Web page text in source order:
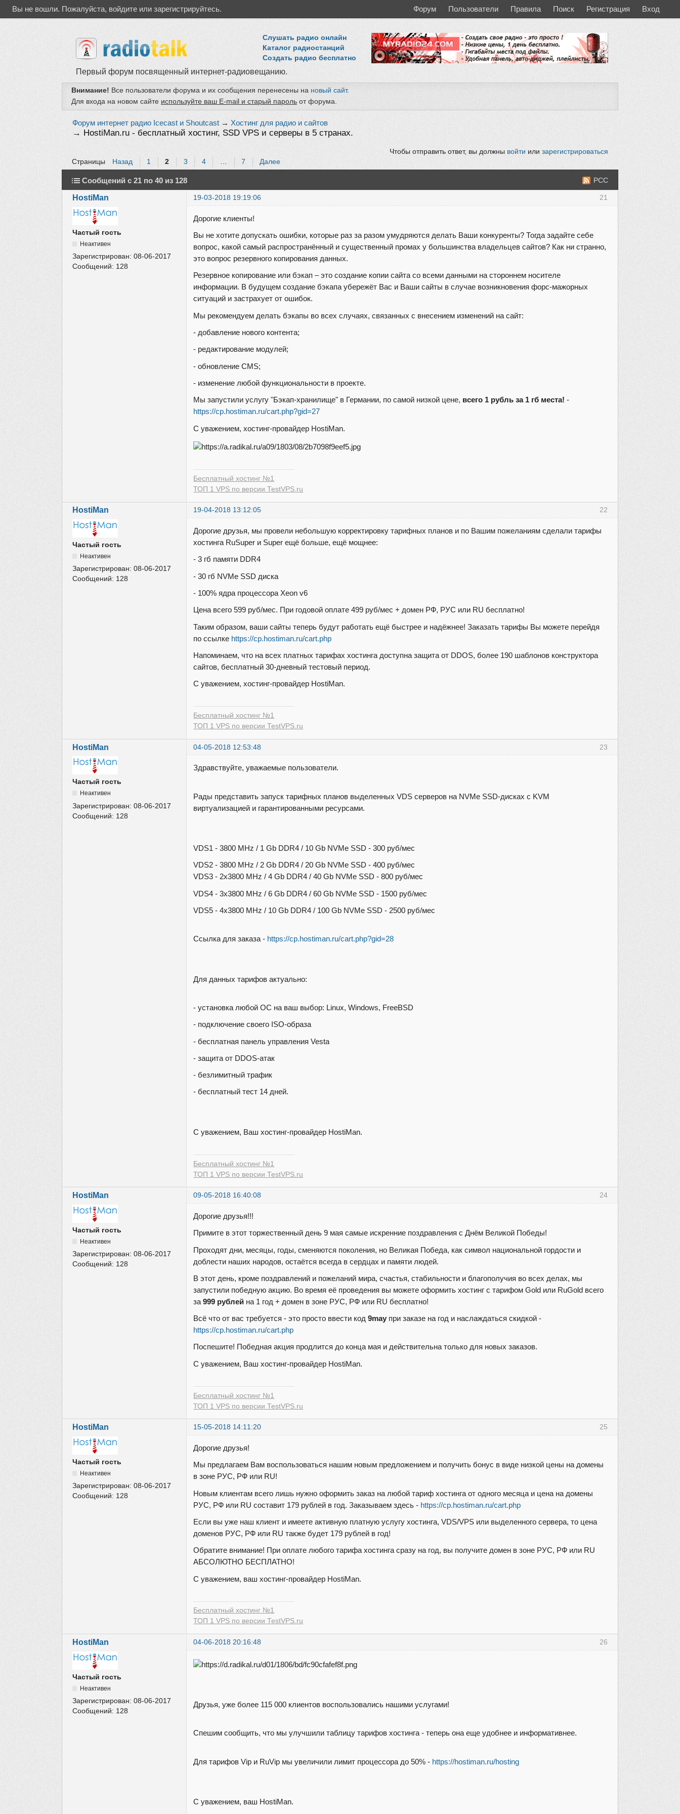
Вы не вошли. Пожалуйста, войдите или зарегистрируйтесь. Форум Пользователи Правила Поиск Регистрация Вход
Слушать радио онлайн
Каталог радиостанций
Создать радио бесплатно
Первый форум посвященный интернет-радиовещанию.
Внимание! Все пользователи форума и их сообщения перенесены на новый сайт.
Для входа на новом сайте используйте ваш E-mail и старый пароль от форума.
Форум интернет радио Icecast и Shoutcast → Хостинг для радио и сайтов
→ HostiMan.ru - бесплатный хостинг, SSD VPS и серверы в 5 странах.
Страницы Назад 1 2 3 4 … 7 Далее
Чтобы отправить ответ, вы должны войти или зарегистрироваться
РСС
Сообщений с 21 по 40 из 128
21
HostiMan 19-03-2018 19:19:06
Частый гость
Неактивен
Зарегистрирован:08-06-2017
Сообщений: 128
Дорогие клиенты!
Вы не хотите допускать ошибки, которые раз за разом умудряются делать Ваши конкуренты? Тогда задайте себе
вопрос, какой самый распространённый и существенный промах у большинства владельцев сайтов? Как ни странно,
это вопрос резервного копирования данных.
Резервное копирование или бэкап – это создание копии сайта со всеми данными на стороннем носителе
информации. В будущем создание бэкапа убережёт Вас и Ваши сайты в случае возникновения форс-мажорных
ситуаций и застрахует от ошибок.
Мы рекомендуем делать бэкапы во всех случаях, связанных с внесением изменений на сайт:
- добавление нового контента;
- редактирование модулей;
- обновление CMS;
- изменение любой функциональности в проекте.
Мы запустили услугу "Бэкап-хранилище" в Германии, по самой низкой цене, всего 1 рубль за 1 гб места! -
https://cp.hostiman.ru/cart.php?gid=27
С уважением, хостинг-провайдер HostiMan.
Бесплатный хостинг №1
ТОП 1 VPS по версии TestVPS.ru
22
HostiMan 19-04-2018 13:12:05
Частый гость
Неактивен
Зарегистрирован:08-06-2017
Сообщений: 128
Дорогие друзья, мы провели небольшую корректировку тарифных планов и по Вашим пожеланиям сделали тарифы
хостинга RuSuper и Super ещё больше, ещё мощнее:
- 3 гб памяти DDR4
- 30 гб NVMe SSD диска
- 100% ядра процессора Xeon v6
Цена всего 599 руб/мес. При годовой оплате 499 руб/мес + домен РФ, РУС или RU бесплатно!
Таким образом, ваши сайты теперь будут работать ещё быстрее и надёжнее! Заказать тарифы Вы можете перейдя
по ссылке https://cp.hostiman.ru/cart.php
Напоминаем, что на всех платных тарифах хостинга доступна защита от DDOS, более 190 шаблонов конструктора
сайтов, бесплатный 30-дневный тестовый период.
С уважением, хостинг-провайдер HostiMan.
Бесплатный хостинг №1
ТОП 1 VPS по версии TestVPS.ru
23
HostiMan 04-05-2018 12:53:48
Частый гость
Неактивен
Зарегистрирован:08-06-2017
Сообщений: 128
Здравствуйте, уважаемые пользователи.
Рады представить запуск тарифных планов выделенных VDS серверов на NVMe SSD-дисках c KVM
виртуализацией и гарантированными ресурсами.
VDS1 - 3800 MHz / 1 Gb DDR4 / 10 Gb NVMe SSD - 300 руб/мес
VDS2 - 3800 MHz / 2 Gb DDR4 / 20 Gb NVMe SSD - 400 руб/мес
VDS3 - 2x3800 MHz / 4 Gb DDR4 / 40 Gb NVMe SSD - 800 руб/мес
VDS4 - 3x3800 MHz / 6 Gb DDR4 / 60 Gb NVMe SSD - 1500 руб/мес
VDS5 - 4x3800 MHz / 10 Gb DDR4 / 100 Gb NVMe SSD - 2500 руб/мес
Ссылка для заказа - https://cp.hostiman.ru/cart.php?gid=28
Для данных тарифов актуально:
- установка любой ОС на ваш выбор: Linux, Windows, FreeBSD
- подключение своего ISO-образа
- бесплатная панель управления Vesta
- защита от DDOS-атак
- безлимитный трафик
- бесплатный тест 14 дней.
С уважением, Ваш хостинг-провайдер HostiMan.
Бесплатный хостинг №1
ТОП 1 VPS по версии TestVPS.ru
24
HostiMan 09-05-2018 16:40:08
Частый гость
Неактивен
Зарегистрирован:08-06-2017
Сообщений: 128
Дорогие друзья!!!
Примите в этот торжественный день 9 мая самые искренние поздравления с Днём Великой Победы!
Проходят дни, месяцы, годы, сменяются поколения, но Великая Победа, как символ национальной гордости и
доблести наших народов, остаётся всегда в сердцах и памяти людей.
В этот день, кроме поздравлений и пожеланий мира, счастья, стабильности и благополучия во всех делах, мы
запустили победную акцию. Во время её проведения вы можете оформить хостинг с тарифом Gold или RuGold всего
за999 рублей на 1 год + домен в зоне РУС, РФ или RU бесплатно!
Всё что от вас требуется - это просто ввести код9may при заказе на год и наслаждаться скидкой -
https://cp.hostiman.ru/cart.php
Поспешите! Победная акция продлится до конца мая и действительна только для новых заказов.
С уважением, Ваш хостинг-провайдер HostiMan.
Бесплатный хостинг №1
ТОП 1 VPS по версии TestVPS.ru
25
HostiMan 15-05-2018 14:11:20
Частый гость
Неактивен
Зарегистрирован:08-06-2017
Сообщений: 128
Дорогие друзья!
Мы предлагаем Вам воспользоваться нашим новым предложением и получить бонус в виде низкой цены на домены
в зоне РУС, РФ или RU!
Новым клиентам всего лишь нужно оформить заказ на любой тариф хостинга от одного месяца и цена на домены
РУС, РФ или RU составит 179 рублей в год. Заказываем здесь - https://cp.hostiman.ru/cart.php
Если вы уже наш клиент и имеете активную платную услугу хостинга, VDS/VPS или выделенного сервера, то цена
доменов РУС, РФ или RU также будет 179 рублей в год!
Обратите внимание! При оплате любого тарифа хостинга сразу на год, вы получите домен в зоне РУС, РФ или RU
АБСОЛЮТНО БЕСПЛАТНО!
С уважением, ваш хостинг-провайдер HostiMan.
Бесплатный хостинг №1
ТОП 1 VPS по версии TestVPS.ru
26
HostiMan 04-06-2018 20:16:48
Частый гость
Неактивен
Зарегистрирован:08-06-2017
Сообщений: 128
Друзья, уже более 115 000 клиентов воспользовались нашими услугами!
Спешим сообщить, что мы улучшили таблицу тарифов хостинга - теперь она еще удобнее и информативнее.
Для тарифов Vip и RuVip мы увеличили лимит процессора до 50% - https://hostiman.ru/hosting
С уважением, ваш HostiMan.